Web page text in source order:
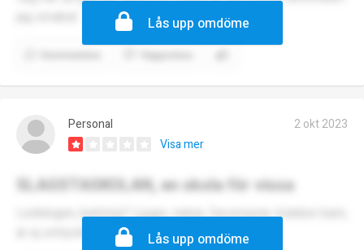
Lås upp omdöme
Personal
2 okt 2023
Visa mer
SLAGSTASKOLAN, en skola för vissa
Ledningen, behörig? Ljuger, nekar, favoriserar, kränker barn,
Lås upp omdöme